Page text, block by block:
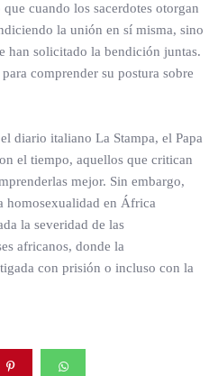
cuando los sacerdotes otorgan
la unión en sí misma, sino
han solicitado la bendición juntas.
comprender su postura sobre
diario italiano La Stampa, el Papa
el tiempo, aquellos que critican
mejor. Sin embargo,
homosexualidad en África
la severidad de las
africanos, donde la
con prisión o incluso con la